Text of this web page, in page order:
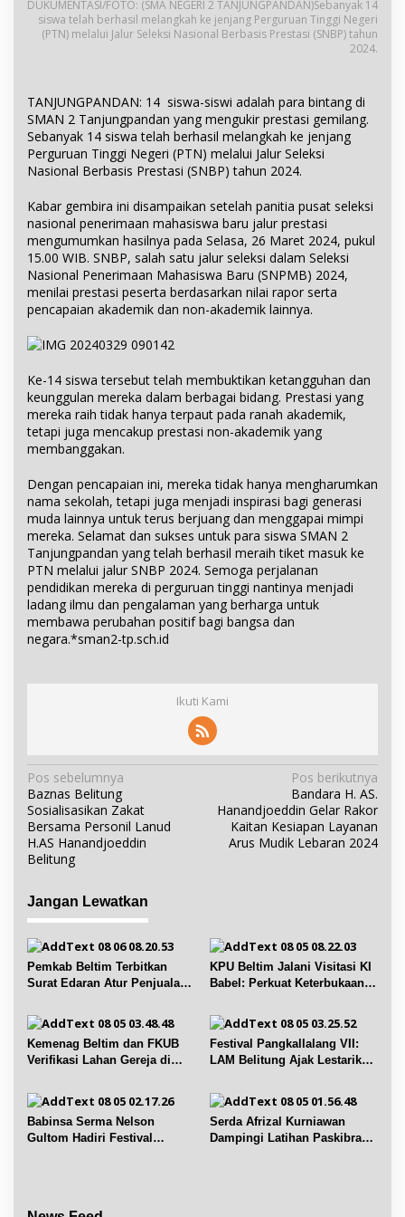
DUKUMENTASI/FOTO: (SMA NEGERI 2 TANJUNGPANDAN)Sebanyak 14
siswa telah berhasil melangkah ke jenjang Perguruan Tinggi Negeri
(PTN) melalui Jalur Seleksi Nasional Berbasis Prestasi (SNBP) tahun
2024.
TANJUNGPANDAN: 14 siswa-siswi adalah para bintang di
SMAN 2 Tanjungpandan yang mengukir prestasi gemilang.
Sebanyak 14 siswa telah berhasil melangkah ke jenjang
Perguruan Tinggi Negeri (PTN) melalui Jalur Seleksi
Nasional Berbasis Prestasi (SNBP) tahun 2024.
Kabar gembira ini disampaikan setelah panitia pusat seleksi
nasional penerimaan mahasiswa baru jalur prestasi
mengumumkan hasilnya pada Selasa, 26 Maret 2024, pukul
15.00 WIB. SNBP, salah satu jalur seleksi dalam Seleksi
Nasional Penerimaan Mahasiswa Baru (SNPMB) 2024,
menilai prestasi peserta berdasarkan nilai rapor serta
pencapaian akademik dan non-akademik lainnya.
Ke-14 siswa tersebut telah membuktikan ketangguhan dan
keunggulan mereka dalam berbagai bidang. Prestasi yang
mereka raih tidak hanya terpaut pada ranah akademik,
tetapi juga mencakup prestasi non-akademik yang
membanggakan.
Dengan pencapaian ini, mereka tidak hanya mengharumkan
nama sekolah, tetapi juga menjadi inspirasi bagi generasi
muda lainnya untuk terus berjuang dan menggapai mimpi
mereka. Selamat dan sukses untuk para siswa SMAN 2
Tanjungpandan yang telah berhasil meraih tiket masuk ke
PTN melalui jalur SNBP 2024. Semoga perjalanan
pendidikan mereka di perguruan tinggi nantinya menjadi
ladang ilmu dan pengalaman yang berharga untuk
membawa perubahan positif bagi bangsa dan
negara.*sman2-tp.sch.id
Ikuti Kami
N
a
v
i
g
s
i
p
o
Pos sebelumnya
Baznas Belitung
Sosialisasikan Zakat
Bersama Personil Lanud
H.AS Hanandjoeddin
Belitung
Pos berikutnya
Bandara H. AS.
Hanandjoeddin Gelar Rakor
Kaitan Kesiapan Layanan
Arus Mudik Lebaran 2024
Jangan Lewatkan
Pemkab Beltim Terbitkan
Surat Edaran Atur Penjualan
KPU Beltim Jalani Visitasi KI
Babel: Perkuat Keterbukaan
Kemenag Beltim dan FKUB
Verifikasi Lahan Gereja di
Festival Pangkallalang VII:
LAM Belitung Ajak Lestarikan
Babinsa Serma Nelson
Gultom Hadiri Festival
Serda Afrizal Kurniawan
Dampingi Latihan Paskibra